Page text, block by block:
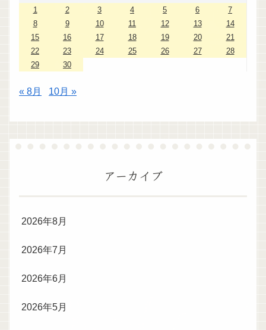
1
2 3 4 5 6
7
8
9 10 11 12 13
14
15
16 17 18 19 20
21
22
23 24 25 26 27
28
29
30
« 8月 10月 »
アーカイブ
2026年8月
2026年7月
2026年6月
2026年5月